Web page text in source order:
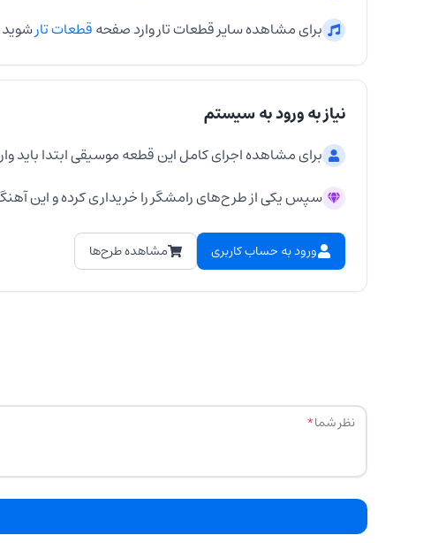
برای مشاهده سایر قطعاتتاروارد صفحهقطعاتتار
نیاز به ورود به سیستم
برای مشاهده اجرای کامل این قطعه موسیقی ابتدا باید
سپس یکی از طرح‌های رامشگر را خریداری کرده و این
ورود به حساب کاربری مشاهده طرح‌ها
نظر شما